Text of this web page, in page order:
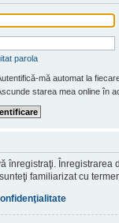
parola
mă automat la
starea mea online în
înregistraţi.
familiarizat cu